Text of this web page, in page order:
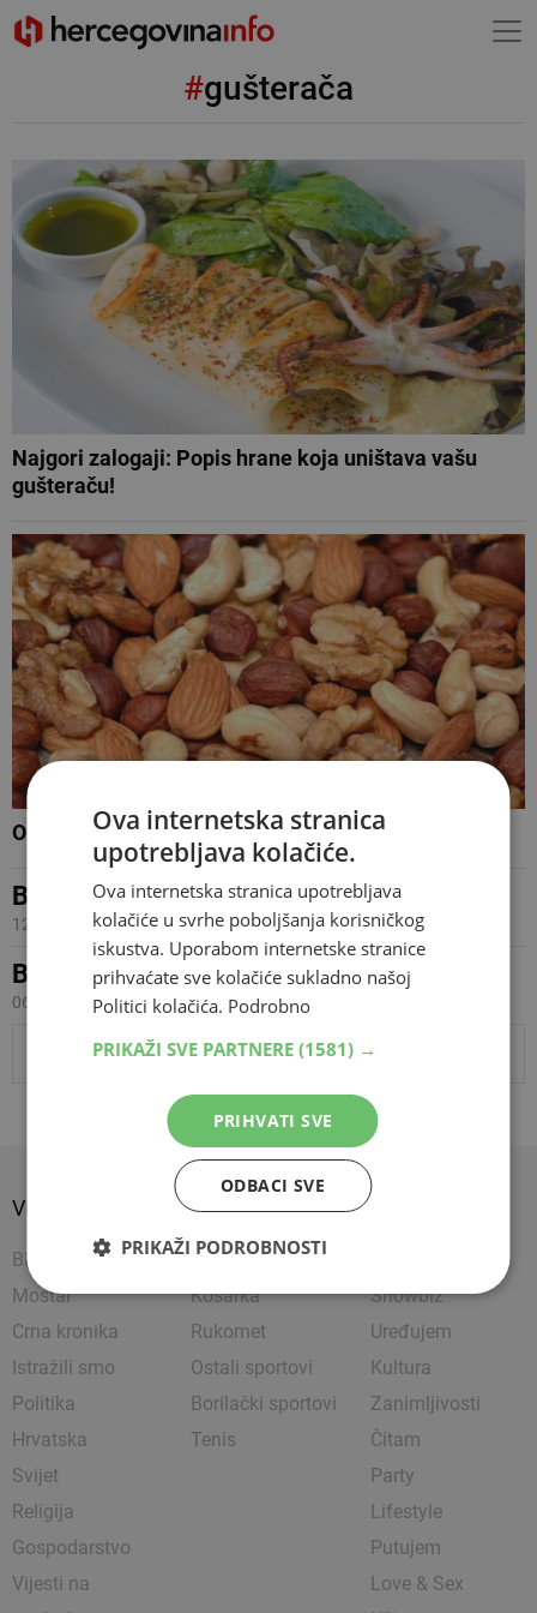
#gušterača
Najgori zalogaji: Popis hrane koja uništava vašu
gušteraču!
Orašasti plodovi smanjuju rizik od raka gušterače
Biljke liječe : Imela
12.07.2013 19:42
Biljke liječe : Islandska mahovina
06.07.2013 17:10
PRIKAŽI JOŠ VIJESTI
VIJESTI
BIH
Mostar
Crna kronika
Istražili smo
Politika
Hrvatska
Svijet
Religija
Gospodarstvo
Vijesti na
SPORT
Nogomet
Košarka
Rukomet
Ostali sportovi
Borilački sportovi
Tenis
Showbiz
Uređujem
Kultura
Zanimljivosti
Čitam
Party
Lifestyle
Putujem
Love & Sex
Ova internetska stranica
upotrebljava kolačiće.
Ova internetska stranica upotrebljava
kolačiće u svrhe poboljšanja korisničkog
iskustva. Uporabom internetske stranice
prihvaćate sve kolačiće sukladno našoj
Politici kolačića. Podrobno
PRIKAŽI SVE PARTNERE (1581) →
PRIHVATI SVE
ODBACI SVE
PRIKAŽI PODROBNOSTI